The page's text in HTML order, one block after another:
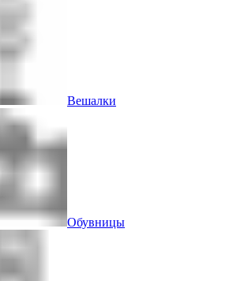
Вешалки
Обувницы